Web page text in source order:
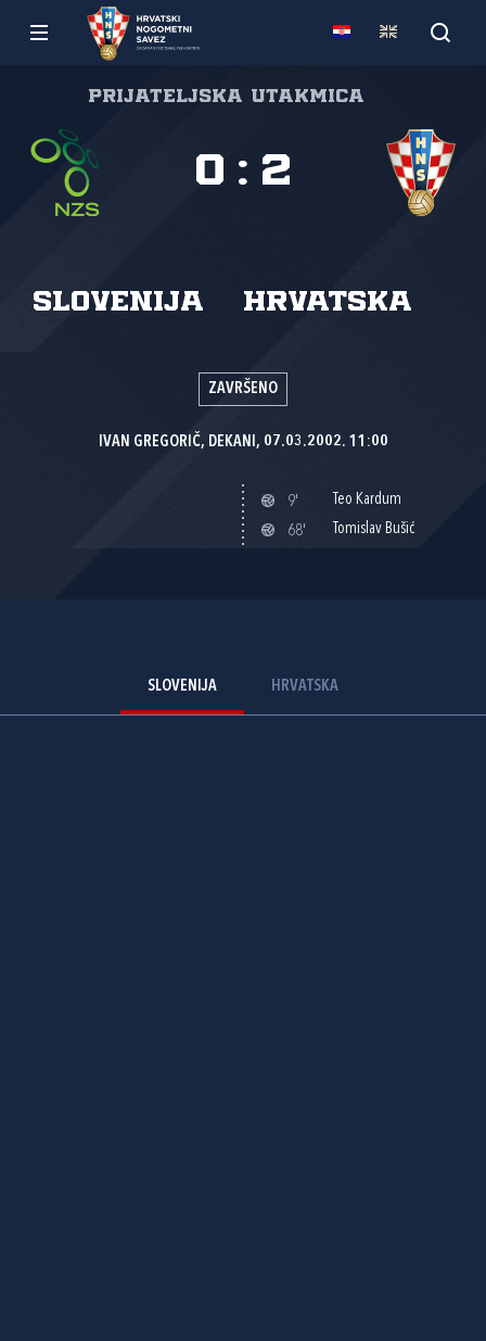
Prijateljska utakmica
Slovenija Hrvatska
0 : 2
ZAVRŠENO
IVAN GREGORIČ, DEKANI, 07.03.2002. 11:00
9'
Teo Kardum
68'
Tomislav Bušić
SLOVENIJA HRVATSKA